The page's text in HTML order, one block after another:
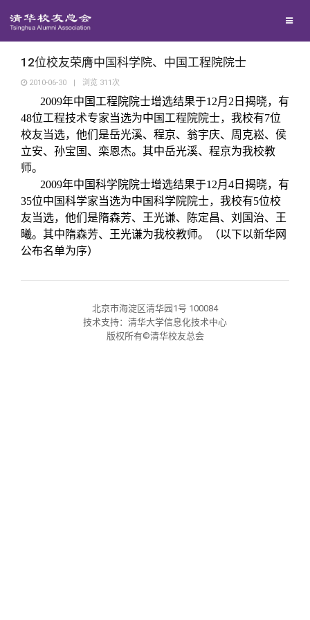
西南联大校友会
义工计划
新媒体平台
青春风采
校友文苑
校友讲坛
校友视界
校友服务
信息化服务
总会简介
关闭
12位校友荣膺中国科学院、中国工程院院士
2010-06-30 | 浏览 311 次
2009年中国工程院院士增选结果于12月2日揭晓，有
48位工程技术专家当选为中国工程院院士，我校有7位
校友当选，他们是岳光溪、程京、翁宇庆、周克崧、侯
立安、孙宝国、栾恩杰。其中岳光溪、程京为我校教
师。
2009年中国科学院院士增选结果于12月4日揭晓，有
35位中国科学家当选为中国科学院院士，我校有5位校
友当选，他们是隋森芳、王光谦、陈定昌、刘国治、王
曦。其中隋森芳、王光谦为我校教师。（以下以新华网
公布名单为序）
北京市海淀区清华园1号 100084
技术支持：清华大学信息化技术中心
版权所有©清华校友总会